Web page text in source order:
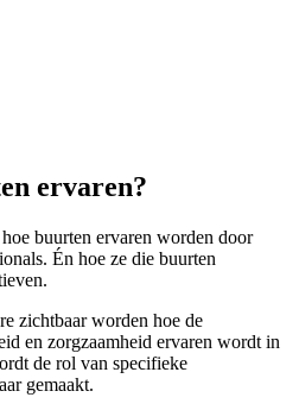
ervaren?
buurten ervaren worden door
Én hoe ze die buurten
zichtbaar worden hoe de
en zorgzaamheid ervaren wordt in
de rol van specifieke
gemaakt.